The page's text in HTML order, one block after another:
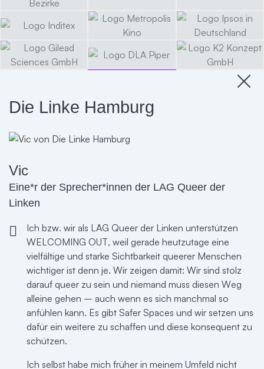
Die Linke Hamburg
Vic
Eine*r der Sprecher*innen der LAG Queer der
Linken
Ich bzw. wir als LAG Queer der Linken unterstützen
WELCOMING OUT, weil gerade heutzutage eine
vielfältige und starke Sichtbarkeit queerer Menschen
wichtiger ist denn je. Wir zeigen damit: Wir sind stolz
darauf queer zu sein und niemand muss diesen Weg
alleine gehen – auch wenn es sich manchmal so
anfühlen kann. Es gibt Safer Spaces und wir setzen uns
dafür ein weitere zu schaffen und diese konsequent zu
schützen.
Ich selbst habe mich früher in meinem Umfeld nicht